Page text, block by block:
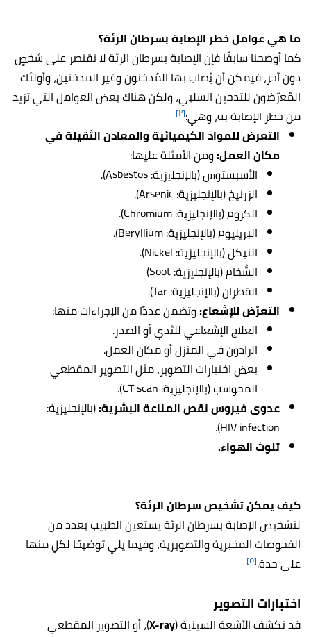
ما هي عوامل خطر الإصابة بسرطان الرئة؟
كما أوضحنا سابقًا فإن الإصابة بسرطان الرئة لا تقتصر على شخصٍ
دون آخر، فيمكن أن يُصاب بها المُدخنون وغير المدخنين، وأولئك
المُعرّضون للتدخين السلبي، ولكن هناك بعض العوامل التي تزيد
من خطر الإصابة به، وهي:[٢]
التعرض للمواد الكيميائية والمعادن الثقيلة في
مكان العمل:ومن الأمثلة عليها:
الأسبستوس (بالإنجليزية: Asbestos).
الزرنيخ (بالإنجليزية: Arsenic).
الكروم (بالإنجليزية: Chromium).
البريليوم (بالإنجليزية: Beryllium).
النيكل (بالإنجليزية: Nickel).
السُّخام (بالإنجليزية: Soot)
القطران (بالإنجليزية: Tar).
التعرّض للإشعاع:وتضمن عددًا من الإجراءات منها:
العلاج الإشعاعي للثدي أو الصدر.
الرادون في المنزل أو مكان العمل.
بعض اختبارات التصوير، مثل التصوير المقطعي
المحوسب (بالإنجليزية: CT scan).
عدوى فيروس نقص المناعة البشرية:(بالإنجليزية:
HIV infection).
تلوث الهواء.
كيف يمكن تشخيص سرطان الرئة؟
لتشخيص الإصابة بسرطان الرئة يستعين الطبيب بعدد من
الفحوصات المخبرية والتصويرية، وفيما يلي توضيحًا لكلٍ منها
على حدة.[٥]
اختبارات التصوير
قد تكشف الأشعة السينية (X-ray)، أو التصوير المقطعي